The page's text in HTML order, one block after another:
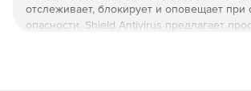
отслеживает, блокирует и оповещает при
опасности. Shield Antivirus предлагает